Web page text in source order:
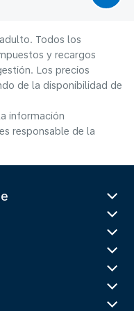
Todos los
y recargos
Los precios
de la disponibilidad de
información
responsable de la